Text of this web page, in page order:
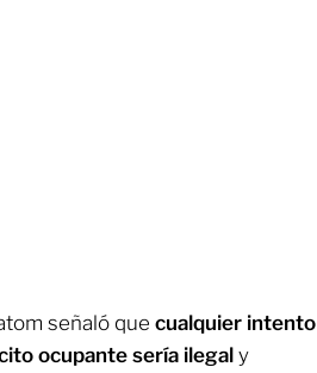
señaló que cualquier intento
ocupante sería ilegal y